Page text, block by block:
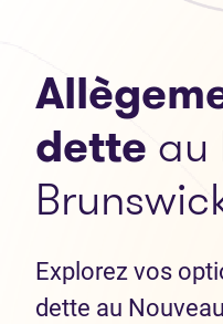
dette au
Explorez vos
dette au